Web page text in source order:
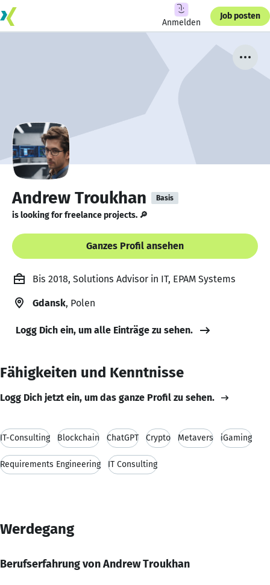
Anmelden
Job posten
Andrew Troukhan Basis
is looking for freelance projects. 🔎
Ganzes Profil ansehen
Bis 2018, Solutions Advisor in IT, EPAM Systems
Gdansk, Polen
Logg Dich ein, um alle Einträge zu sehen.
Fähigkeiten und Kenntnisse
Logg Dich jetzt ein, um das ganze Profil zu sehen.
IT-Consulting Blockchain ChatGPT Crypto Metavers iGaming
Requirements Engineering IT Consulting
Werdegang
Berufserfahrung von Andrew Troukhan